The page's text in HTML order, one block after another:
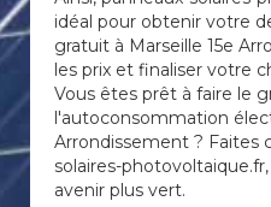
idéal pour obtenir votre
gratuit à Marseille 15e
les prix et finaliser votre
Vous êtes prêt à faire le
l'autoconsommation
Arrondissement ? Faites
solaires-
avenir plus vert.